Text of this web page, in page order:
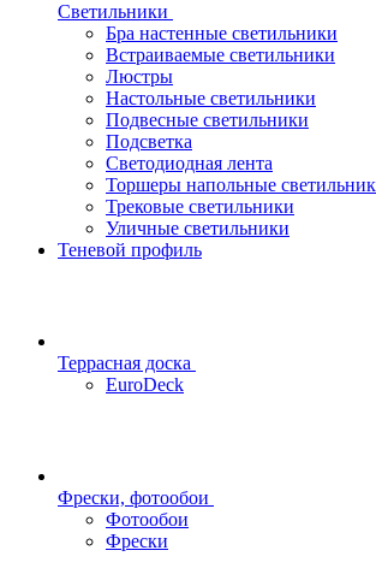
Светильники
Бра настенные светильники
Встраиваемые светильники
Люстры
Настольные светильники
Подвесные светильники
Подсветка
Светодиодная лента
Торшеры напольные
Трековые светильники
Уличные светильники
Теневой профиль
Террасная доска
EuroDeck
Фрески, фотообои
Фотообои
Фрески